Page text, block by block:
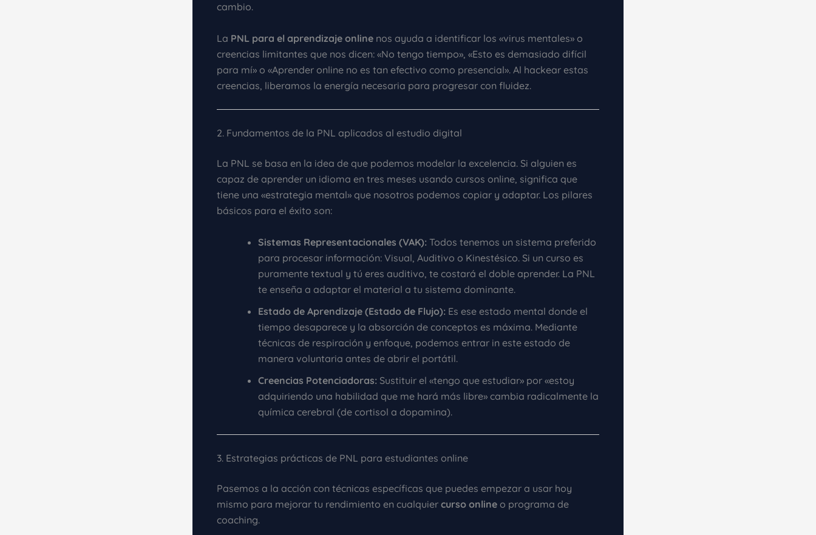
cambio.
La PNL para el aprendizaje online nos ayuda a identificar los «virus mentales» o
creencias limitantes que nos dicen: «No tengo tiempo», «Esto es demasiado difícil
para mí» o «Aprender online no es tan efectivo como presencial». Al hackear estas
creencias, liberamos la energía necesaria para progresar con fluidez.
2. Fundamentos de la PNL aplicados al estudio digital
La PNL se basa en la idea de que podemos modelar la excelencia. Si alguien es
capaz de aprender un idioma en tres meses usando cursos online, significa que
tiene una «estrategia mental» que nosotros podemos copiar y adaptar. Los pilares
básicos para el éxito son:
Sistemas Representacionales (VAK): Todos tenemos un sistema preferido
para procesar información: Visual, Auditivo o Kinestésico. Si un curso es
puramente textual y tú eres auditivo, te costará el doble aprender. La PNL
te enseña a adaptar el material a tu sistema dominante.
Estado de Aprendizaje (Estado de Flujo): Es ese estado mental donde el
tiempo desaparece y la absorción de conceptos es máxima. Mediante
técnicas de respiración y enfoque, podemos entrar in este estado de
manera voluntaria antes de abrir el portátil.
Creencias Potenciadoras: Sustituir el «tengo que estudiar» por «estoy
adquiriendo una habilidad que me hará más libre» cambia radicalmente la
química cerebral (de cortisol a dopamina).
3. Estrategias prácticas de PNL para estudiantes online
Pasemos a la acción con técnicas específicas que puedes empezar a usar hoy
mismo para mejorar tu rendimiento en cualquier curso online o programa de
coaching.